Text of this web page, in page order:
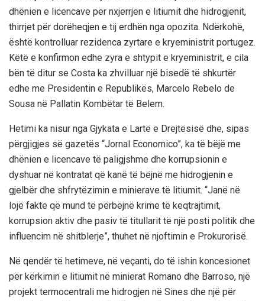
dhënien e licencave për nxjerrjen e litiumit dhe hidrogjenit,
thirrjet për dorëheqjen e tij erdhën nga opozita. Ndërkohë,
është kontrolluar rezidenca zyrtare e kryeministrit portugez.
Këtë e konfirmon edhe zyra e shtypit e kryeministrit, e cila
bën të ditur se Costa ka zhvilluar një bisedë të shkurtër
edhe me Presidentin e Republikës, Marcelo Rebelo de
Sousa në Pallatin Kombëtar të Belem.
Hetimi ka nisur nga Gjykata e Lartë e Drejtësisë dhe, sipas
përgjigjes së gazetës “Jornal Economico”, ka të bëjë me
dhënien e licencave të paligjshme dhe korrupsionin e
dyshuar në kontratat që kanë të bëjnë me hidrogjenin e
gjelbër dhe shfrytëzimin e minierave të litiumit. “Janë në
lojë fakte që mund të përbëjnë krime të keqtrajtimit,
korrupsion aktiv dhe pasiv të titullarit të një posti politik dhe
influencim në shitblerje”, thuhet në njoftimin e Prokurorisë.
Në qendër të hetimeve, në veçanti, do të ishin koncesionet
për kërkimin e litiumit në minierat Romano dhe Barroso, një
projekt termocentrali me hidrogjen në Sines dhe një për